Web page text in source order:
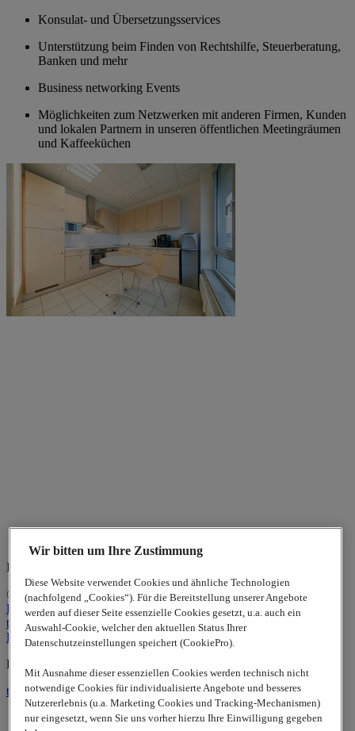
Konsulat- und Übersetzungsservices
Unterstützung beim Finden von Rechtshilfe, Steuerberatung,
Banken und mehr
Business networking Events
Möglichkeiten zum Netzwerken mit anderen Firmen, Kunden
und lokalen Partnern in unseren öffentlichen Meetingräumen
und Kaffeeküchen
Indian Business Center
© 2026www.lappgroup.comPrivacy
Policy Kontakt Impressum Sitemap|Cookie-Einstellungen
to top
LinkedIn
Lapp Insulator is not affiliated with the Lapp Group
to top
Wir bitten um Ihre Zustimmung
Diese Website verwendet Cookies und ähnliche Technologien
(nachfolgend „Cookies“). Für die Bereitstellung unserer Angebote
werden auf dieser Seite essenzielle Cookies gesetzt, u.a. auch ein
Auswahl-Cookie, welcher den aktuellen Status Ihrer
Datenschutzeinstellungen speichert (CookiePro).
Mit Ausnahme dieser essenziellen Cookies werden technisch nicht
notwendige Cookies für individualisierte Angebote und besseres
Nutzererlebnis (u.a. Marketing Cookies und Tracking-Mechanismen)
nur eingesetzt, wenn Sie uns vorher hierzu Ihre Einwilligung gegeben